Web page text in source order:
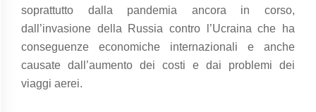
soprattutto dalla pandemia ancora in corso,
dall’invasione della Russia contro l’Ucraina che ha
conseguenze economiche internazionali e anche
causate dall’aumento dei costi e dai problemi dei
viaggi aerei.